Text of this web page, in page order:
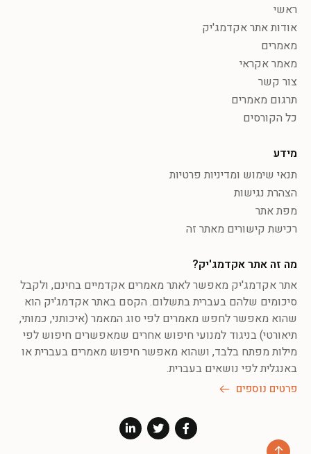
ראשי
אודות אתר אקדמג'יק
מאמרים
מאמר אקראי
צור קשר
תרגום מאמרים
כל הקורסים
מידע
תנאי שימוש ומדיניות פרטיות
הצהרת נגישות
מפת אתר
רכישת קישורים מאתר זה
מה זה אתר אקדמג'יק?
אתר אקדמג'יק מאפשר לאתר מאמרים אקדמיים בחינם, ולקבל
סיכומים שלהם בעברית בתשלום. הקסם באתר אקדמג'יק הוא
שהוא מאפשר לחפש מאמרים לפי סוג המאמר (איכותני, כמותי,
תיאורטי) בניגוד למנועי חיפוש אחרים שמאפשרים חיפוש לפי
מילות מפתח בלבד, ושהוא מאפשר חיפוש מאמרים בעברית או
באנגלית לפי נושאים בעברית.
פרטים נוספים